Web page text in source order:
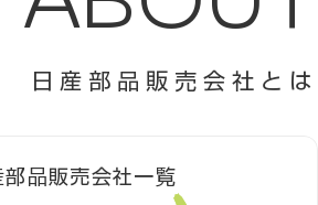
日産部品販売会社とは
部品販売会社一覧